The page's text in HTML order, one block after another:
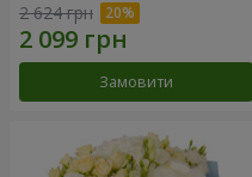
2 624 грн
Замовити